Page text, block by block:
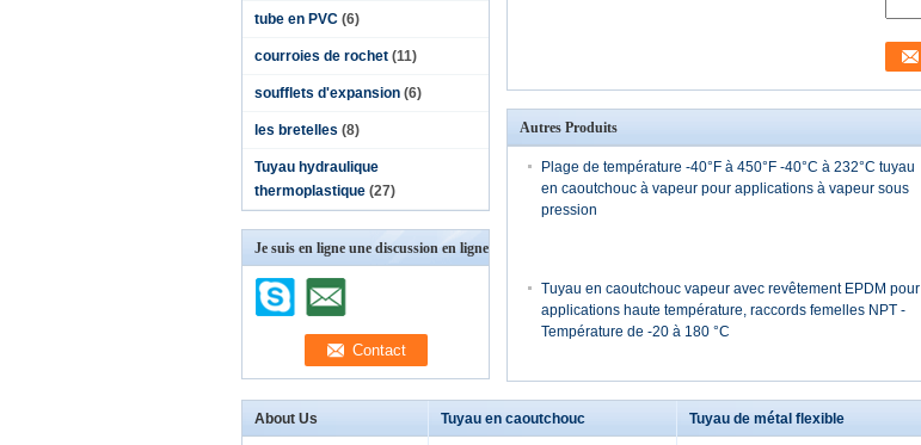
tube en PVC (6)
courroies de rochet (11)
soufflets d'expansion (6)
les bretelles (8)
Tuyau hydraulique
thermoplastique (27)
Je suis en ligne une discussion en ligne
Autres Produits
Plage de température -40°F à 450°F -40°C à 232°C tuyau
en caoutchouc à vapeur pour applications à vapeur sous
pression
Tuyau en caoutchouc vapeur avec revêtement EPDM pour
applications haute température, raccords femelles NPT -
Température de -20 à 180 °C
About Us Tuyau en caoutchouc Tuyau de métal flexible